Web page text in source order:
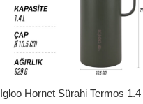
Igloo Hornet Sürahi Termos 1.4